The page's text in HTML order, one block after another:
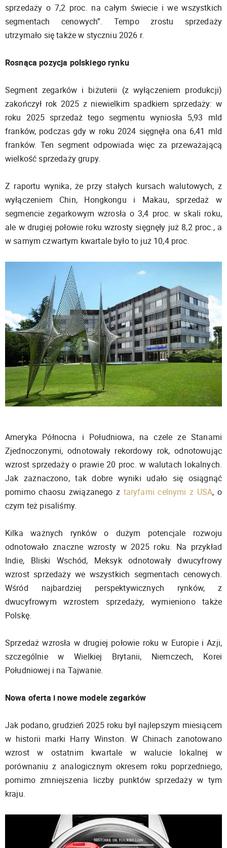
sprzedaży o 7,2 proc. na całym świecie i we wszystkich
segmentach cenowych”. Tempo zrostu sprzedaży
utrzymało się także w styczniu 2026 r.
Rosnąca pozycja polskiego rynku
Segment zegarków i biżuterii (z wyłączeniem produkcji)
zakończył rok 2025 z niewielkim spadkiem sprzedaży: w
roku 2025 sprzedaż tego segmentu wyniosła 5,93 mld
franków, podczas gdy w roku 2024 sięgnęła ona 6,41 mld
franków. Ten segment odpowiada więc za przeważającą
wielkość sprzedaży grupy.
Z raportu wynika, że przy stałych kursach walutowych, z
wyłączeniem Chin, Hongkongu i Makau, sprzedaż w
segmencie zegarkowym wzrosła o 3,4 proc. w skali roku,
ale w drugiej połowie roku wzrosty sięgnęły już 8,2 proc., a
w samym czwartym kwartale było to już 10,4 proc.
Ameryka Północna i Południowa, na czele ze Stanami
Zjednoczonymi, odnotowały rekordowy rok, odnotowując
wzrost sprzedaży o prawie 20 proc. w walutach lokalnych.
Jak zaznaczono, tak dobre wyniki udało się osiągnąć
pomimo chaosu związanego z taryfami celnymi z USA, o
czym też pisaliśmy.
Kilka ważnych rynków o dużym potencjale rozwoju
odnotowało znaczne wzrosty w 2025 roku. Na przykład
Indie, Bliski Wschód, Meksyk odnotowały dwucyfrowy
wzrost sprzedaży we wszystkich segmentach cenowych.
Wśród najbardziej perspektywicznych rynków, z
dwucyfrowym wzrostem sprzedaży, wymieniono także
Polskę.
Sprzedaż wzrosła w drugiej połowie roku w Europie i Azji,
szczególnie w Wielkiej Brytanii, Niemczech, Korei
Południowej i na Tajwanie.
Nowa oferta i nowe modele zegarków
Jak podano, grudzień 2025 roku był najlepszym miesiącem
w historii marki Harry Winston. W Chinach zanotowano
wzrost w ostatnim kwartale w walucie lokalnej w
porównaniu z analogicznym okresem roku poprzedniego,
pomimo zmniejszenia liczby punktów sprzedaży w tym
kraju.